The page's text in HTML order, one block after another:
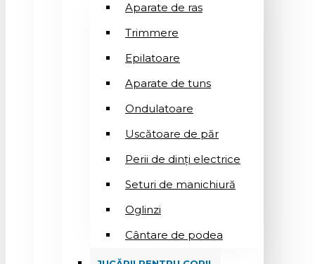
Aparate de ras
Trimmere
Epilatoare
Aparate de tuns
Ondulatoare
Uscătoare de păr
Perii de dinți electrice
Seturi de manichiură
Oglinzi
Cântare de podea